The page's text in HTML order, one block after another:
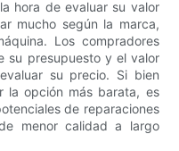
hora de evaluar su valor
mucho según la marca,
Los compradores
su presupuesto y el valor
su precio. Si bien
la opción más barata, es
de reparaciones
menor calidad a largo